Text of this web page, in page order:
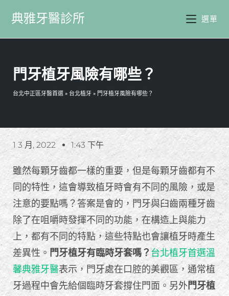
典雅牙醫診所 選單
門牙植牙風險有哪些？
台北中正區牙醫首選 » 台北植牙 » 門牙植牙風險有哪些？
1 3 月, 2022 1:43 下午
雖然每顆牙齒都一樣的重要，但是每顆牙齒都有不
同的特性，這會導致植牙時會有不同的風險，或是
注意的要點嗎？答案是會的，門牙與臼齒兩種牙齒
除了在咀嚼時發揮不同的功能，在構造上與能力
上，都有不同的特點，這些特點也會讓植牙時產生
差異性。 門牙植牙有臨時牙套嗎？台北植牙首選溫
馨典雅牙醫表示，門牙處在口腔的美觀區，通常植
牙過程中會先給個臨時牙套撐住門面。另外門牙植